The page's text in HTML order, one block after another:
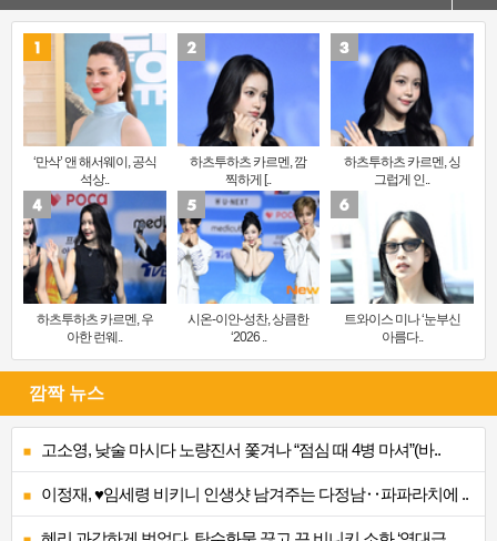
‘만삭’ 앤 해서웨이, 공식
석상..
하츠투하츠 카르멘, 깜
찍하게 [..
하츠투하츠 카르멘, 싱
그럽게 인..
하츠투하츠 카르멘, 우
아한 런웨..
시온-이안-성찬, 상큼한
‘2026 ..
트와이스 미나 ‘눈부신
아름다..
깜짝 뉴스
고소영, 낮술 마시다 노량진서 쫓겨나 “점심 때 4병 마셔”(바..
이정재, ♥임세령 비키니 인생샷 남겨주는 다정남‥파파라치에 ..